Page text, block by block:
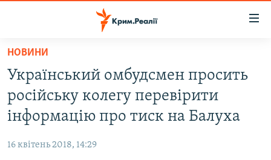
Перейти
основного
матеріалу
Перейти
до
основної
ВОДА.КРИМ
ВІДЕО ТА ФОТО
БЛОГИ
НОВИНИ
Український омбудсмен просить
російську колегу перевірити
інформацію про тиск на Балуха
16 квітень 2018, 14:29